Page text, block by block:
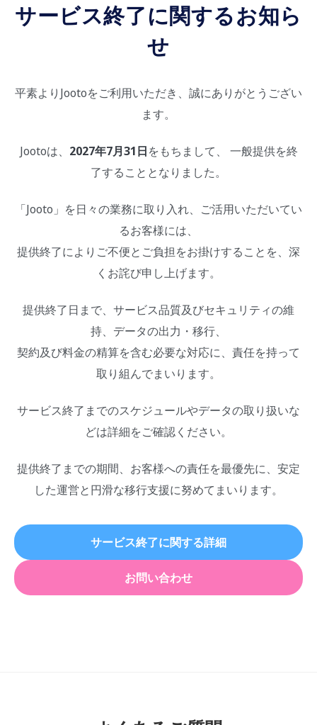
サービス終了に関するお知ら
せ
平素よりJootoをご利用いただき、誠にありがとうござい
ます。
Jootoは、 2027年7月31日をもちまして、 一般提供を終
了することとなりました。
「Jooto」を日々の業務に取り入れ、ご活用いただいてい
るお客様には、
提供終了によりご不便とご負担をお掛けすることを、深
くお詫び申し上げます。
提供終了日まで、サービス品質及びセキュリティの維
持、データの出力・移行、
契約及び料金の精算を含む必要な対応に、責任を持って
取り組んでまいります。
サービス終了までのスケジュールやデータの取り扱いな
どは詳細をご確認ください。
提供終了までの期間、お客様への責任を最優先に、安定
した運営と円滑な移行支援に努めてまいります。
サービス終了に関する詳細
お問い合わせ